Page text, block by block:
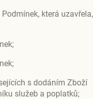
která uzavřela,
s dodáním Zboží
služeb a poplatků;